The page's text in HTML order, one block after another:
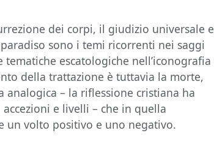
dei corpi, il giudizio universale e
sono i temi ricorrenti nei saggi
escatologiche nell’iconografia
della trattazione è tuttavia la morte,
analogica – la riflessione cristiana ha
e livelli – che in quella
un volto positivo e uno negativo.